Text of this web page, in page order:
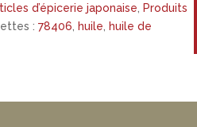
d’épicerie japonaise
Produits
: 78406 huile
huile de